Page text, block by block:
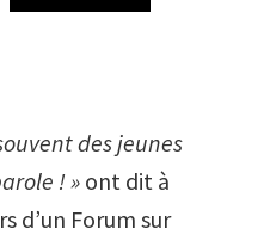
des jeunes
! » ont dit à
d’un Forum sur